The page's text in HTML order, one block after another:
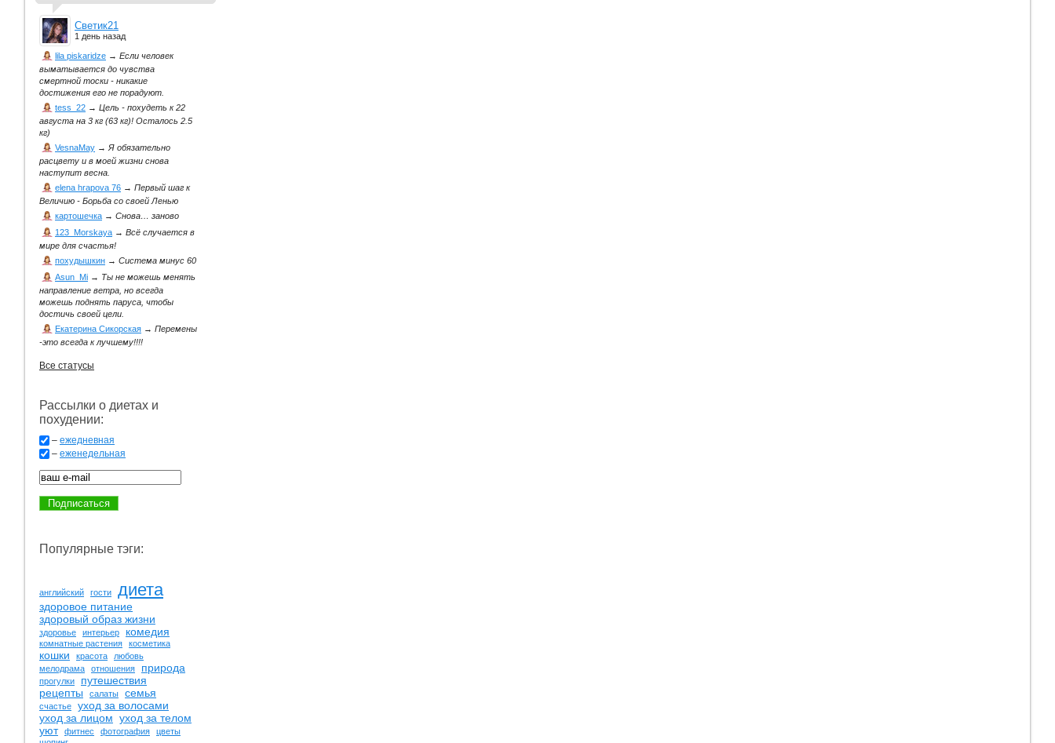
Светик21
1 день назад
lila piskaridze → Если человек
выматывается до чувства
смертной тоски - никакие
достижения его не порадуют.
tess_22 → Цель - похудеть к 22
августа на 3 кг (63 кг)! Осталось 2.5
кг)
VesnaMay →Я обязательно
расцвету и в моей жизни снова
наступит весна.
elena hrapova 76 → Первый шаг к
Величию - Борьба со своей Ленью
картошечка → Снова… заново
123_Morskaya → Всё случается в
мире для счастья!
похудышкин → Система минус 60
Asun_Mi → Ты не можешь менять
направление ветра, но всегда
можешь поднять паруса, чтобы
достичь своей цели.
Екатерина Сикорская → Перемены
-это всегда к лучшему!!!!
Все статусы
Рассылки о диетах и
похудении:
– ежедневная
– еженедельная
Популярные тэги:
английский гости диета
здоровое питание
здоровый образ жизни
здоровье интерьер комедия
комнатные растения косметика
кошки красота
любовь
мелодрама
отношения природа
прогулки
путешествия
рецепты
салаты семья
счастье
уход за волосами
уход за лицом уход за телом
уют
фитнес фотография
цветы